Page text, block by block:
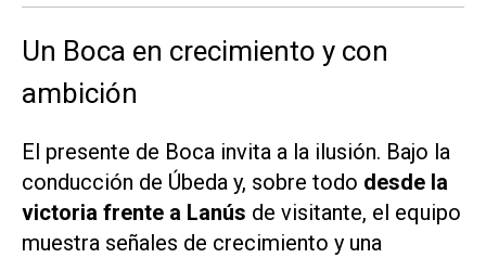
Un Boca en crecimiento y con
ambición
El presente de Boca invita a la ilusión. Bajo la
conducción de Úbeda y, sobre todo desde la
victoria frente a Lanús de visitante, el equipo
muestra señales de crecimiento y una